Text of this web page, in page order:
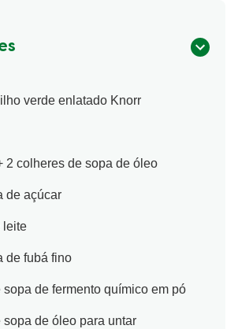
verde enlatado Knorr
2 colheres de sopa de óleo
de açúcar
leite
de fubá fino
sopa de fermento químico em pó
sopa de óleo para untar